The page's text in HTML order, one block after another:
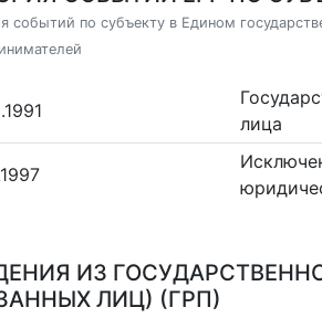
событий по субъекту в Едином
лица
ИЗ
ЛИЦ) (ГРП)